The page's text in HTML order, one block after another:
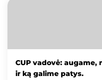
CUP vadovė:
ir ką galime patys.